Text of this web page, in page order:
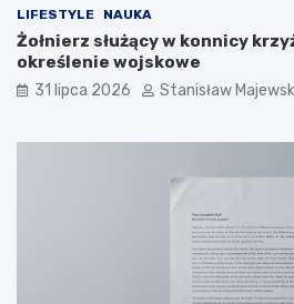
LIFESTYLE NAUKA
Żołnierz służący w konnicy
określenie wojskowe
31 lipca 2026 Stanisław